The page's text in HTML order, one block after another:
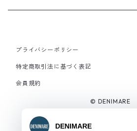
プライバシーポリシー
特定商取引法に基づく表記
会員規約
© DENIMARE